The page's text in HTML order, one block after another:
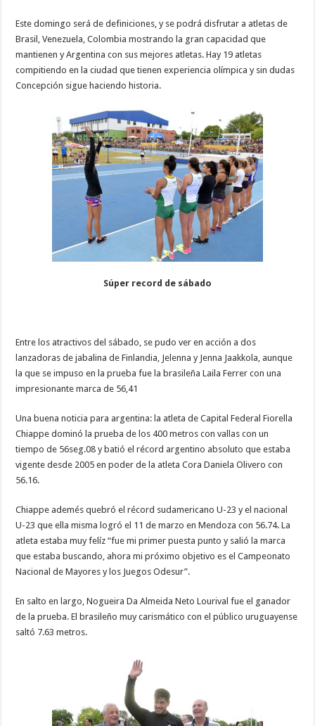
Este domingo será de definiciones, y se podrá disfrutar a atletas de
Brasil, Venezuela, Colombia mostrando la gran capacidad que
mantienen y Argentina con sus mejores atletas. Hay 19 atletas
compitiendo en la ciudad que tienen experiencia olímpica y sin dudas
Concepción sigue haciendo historia.
Súper record de sábado
Entre los atractivos del sábado, se pudo ver en acción a dos
lanzadoras de jabalina de Finlandia, Jelenna y Jenna Jaakkola, aunque
la que se impuso en la prueba fue la brasileña Laila Ferrer con una
impresionante marca de 56,41
Una buena noticia para argentina: la atleta de Capital Federal Fiorella
Chiappe dominó la prueba de los 400 metros con vallas con un
tiempo de 56seg.08 y batió el récord argentino absoluto que estaba
vigente desde 2005 en poder de la atleta Cora Daniela Olivero con
56.16.
Chiappe ademés quebró el récord sudamericano U-23 y el nacional
U-23 que ella misma logró el 11 de marzo en Mendoza con 56.74. La
atleta estaba muy felíz “fue mi primer puesta punto y salió la marca
que estaba buscando, ahora mi próximo objetivo es el Campeonato
Nacional de Mayores y los Juegos Odesur”.
En salto en largo, Nogueira Da Almeida Neto Lourival fue el ganador
de la prueba. El brasileño muy carismático con el público uruguayense
saltó 7.63 metros.